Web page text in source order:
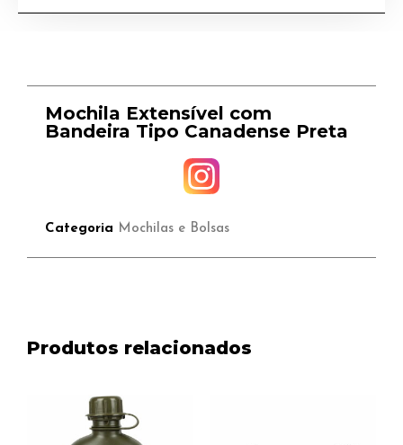
Mochila Extensível com
Bandeira Tipo Canadense Preta
Categoria Mochilas e Bolsas
Produtos relacionados